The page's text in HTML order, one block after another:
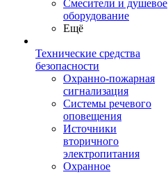
Смесители и душевое
оборудование
Ещё
Технические средства
безопасности
Охранно-пожарная
сигнализация
Системы речевого
оповещения
Источники
вторичного
электропитания
Охранное